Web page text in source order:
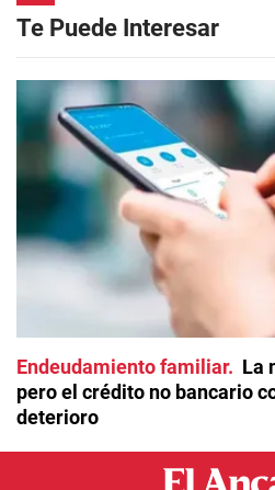
Te Puede Interesar
Endeudamiento familiar
La
pero el crédito no bancario
deterioro